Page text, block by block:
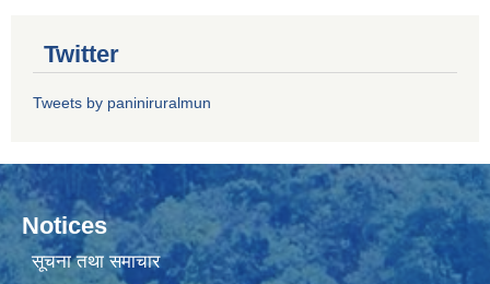
Twitter
Tweets by paniniruralmun
Notices
सूचना तथा समाचार